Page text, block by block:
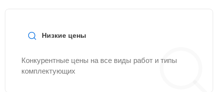
Низкие цены
Конкурентные цены на все виды работ и типы
комплектующих